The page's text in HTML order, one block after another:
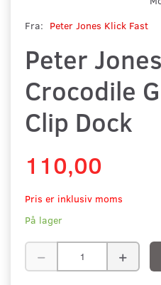
Fra: Peter Jones Klick Fast
Peter
Crocodile
Clip Dock
110,00
Pris er inklusiv moms
På lager